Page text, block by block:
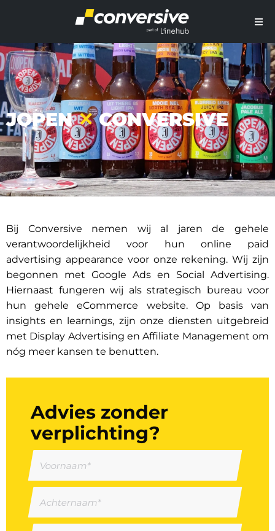
JOPEN✕CONVERSIVE
Bij Conversive nemen wij al jaren de gehele
verantwoordelijkheid voor hun online paid
advertising appearance voor onze rekening. Wij zijn
begonnen met Google Ads en Social Advertising.
Hiernaast fungeren wij als strategisch bureau voor
hun gehele eCommerce website. Op basis van
insights en learnings, zijn onze diensten uitgebreid
met Display Advertising en Affiliate Management om
nóg meer kansen te benutten.
Advies zonder
verplichting?